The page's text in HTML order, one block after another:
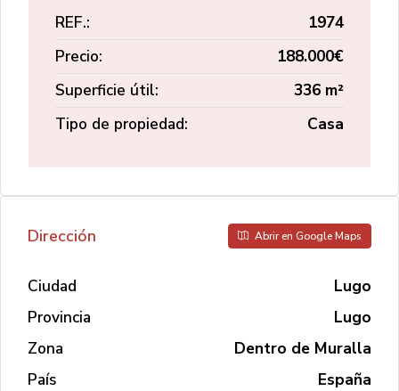
REF.:
1974
Precio:
188.000€
Superficie útil:
336 m²
Tipo de propiedad:
Casa
Dirección Abrir en Google Maps
Ciudad
Lugo
Provincia
Lugo
Zona
Dentro de Muralla
País
España